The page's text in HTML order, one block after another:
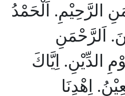
الرَّحِيْمِ. اَلْحَمْدُ
اَلرَّحْمَنِ
الدِّيْنِ. اِيَّاكَ
اِهْدِنَا